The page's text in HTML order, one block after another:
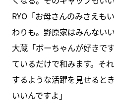
RYO「お母さんのみさえも
わりも。野原家はみんない
大蔵「ボーちゃんが好きで
ているだけで和みます。そ
するような活躍を見せると
いいんですよ」